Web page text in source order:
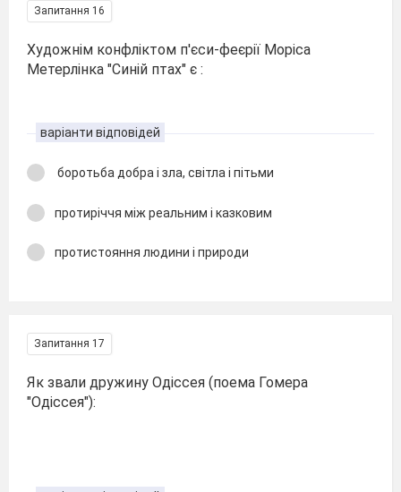
Запитання 16
Художнім конфліктом п'єси-феєрії Моріса
Метерлінка "Синій птах" є :
варіанти відповідей
боротьба добра і зла, світла і пітьми
протиріччя між реальним і казковим
протистояння людини і природи
Запитання 17
Як звали дружину Одіссея (поема Гомера
"Одіссея"):